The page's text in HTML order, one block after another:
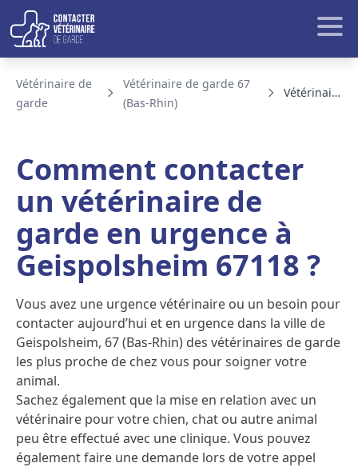
Aller au contenu
BLOG ET ACTUALITE
Vétérinaire de
garde
Vétérinaire de garde 67
(Bas-Rhin)
Vétérinaire de garde Geispolsheim
Comment contacter
un vétérinaire de
garde en urgence à
Geispolsheim 67118 ?
Vous avez une urgence vétérinaire ou un besoin pour
contacter aujourd’hui et en urgence dans la ville de
Geispolsheim, 67 (Bas-Rhin) des vétérinaires de garde
les plus proche de chez vous pour soigner votre
animal.
Sachez également que la mise en relation avec un
vétérinaire pour votre chien, chat ou autre animal
peu être effectué avec une clinique. Vous pouvez
également faire une demande lors de votre appel